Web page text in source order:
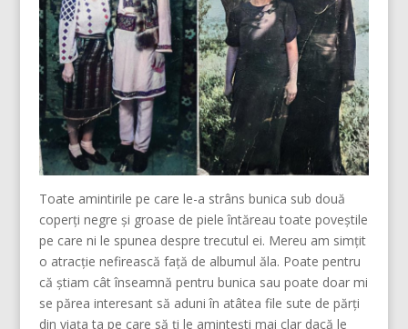
Toate amintirile pe care le-a strâns bunica sub două
coperți negre și groase de piele întăreau toate poveștile
pe care ni le spunea despre trecutul ei. Mereu am simțit
o atracție nefirească față de albumul ăla. Poate pentru
că știam cât înseamnă pentru bunica sau poate doar mi
se părea interesant să aduni în atâtea file sute de părți
din viața ta pe care să ți le amintești mai clar dacă le